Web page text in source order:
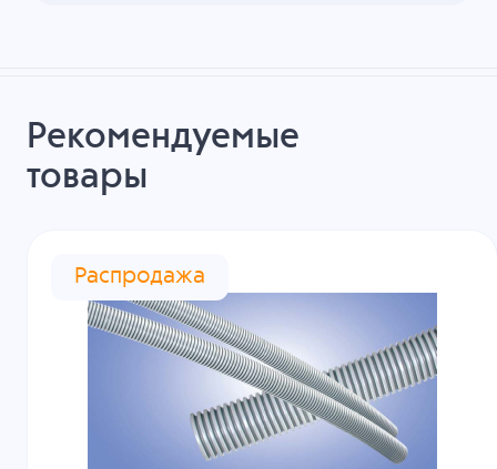
Рекомендуемые
товары
Распродажа